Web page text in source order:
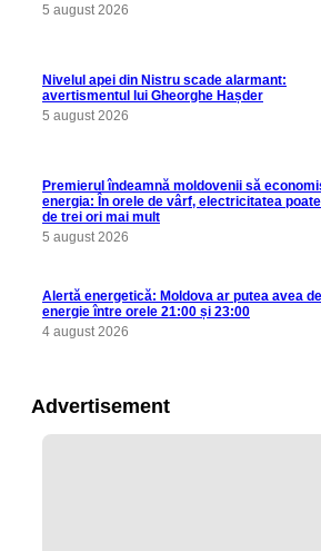
5 august 2026
Nivelul apei din Nistru scade alarmant:
avertismentul lui Gheorghe Hașder
5 august 2026
Premierul îndeamnă moldovenii să
energia: În orele de vârf, electricitatea
de trei ori mai mult
5 august 2026
Alertă energetică: Moldova ar putea avea
energie între orele 21:00 și 23:00
4 august 2026
Advertisement